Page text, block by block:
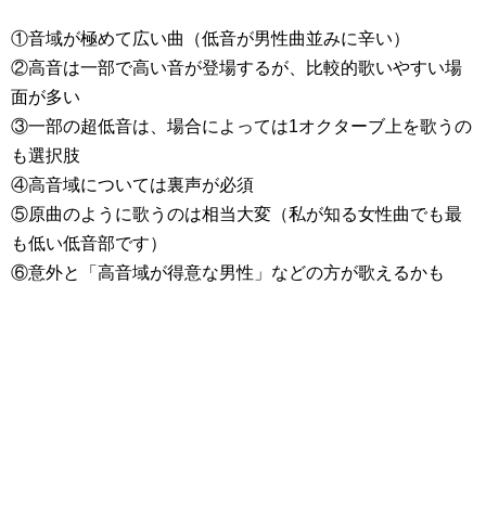
①音域が極めて広い曲（低音が男性曲並みに辛い）
②高音は一部で高い音が登場するが、比較的歌いやすい場
面が多い
③一部の超低音は、場合によっては1オクターブ上を歌うの
も選択肢
④高音域については裏声が必須
⑤原曲のように歌うのは相当大変（私が知る女性曲でも最
も低い低音部です）
⑥意外と「高音域が得意な男性」などの方が歌えるかも